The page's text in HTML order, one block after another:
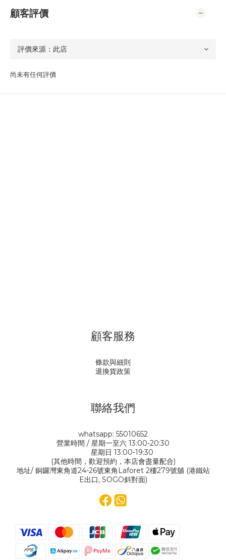
顧客評價
尚未有任何評價
顧客服務
條款與細則
退換貨政策
聯絡我們
whatsapp: 55010652
營業時間 / 星期一至六 13:00-20:30
星期日 13:00-19:30
(其他時間，歡迎預約，本店會盡量配合)
地址/ 銅鑼灣東角道24-26號東角Laforet 2樓279號舖 (港鐵站
E出口, SOGO斜對面)